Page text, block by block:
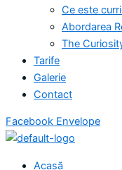
Ce este
Abordarea
The
Tarife
Galerie
Contact
Facebook Envelope
Acasă